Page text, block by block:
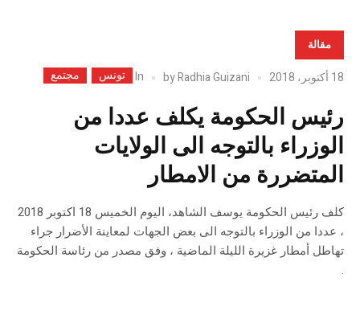
مقالة
18 أكتوبر، 2018 byRadhia Guizani
In تونس مجتمع
رئيس الحكومة يكلف عددا من
الوزراء بالتوجه الى الولايات
المتضررة من الامطار
كلف رئيس الحكومة يوسف الشاهد، اليوم الخميس 18 اكتوبر 2018
، عددا من الوزراء بالتوجه الى بعض الجهات لمعاينة الأضرار جراء
تهاطل أمطار غزيرة الليلة الماضية ، وفق مصدر من رئاسة الحكومة
.